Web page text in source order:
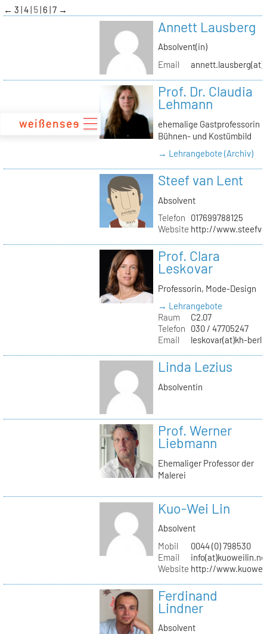
zum
Inhalt
← 3 4 5 6 7 →
Annett Lausberg
Absolvent(in)
Email
Prof. Dr. Claudia
Lehmann
ehemalige Gastprofessorin
Bühnen- und Kostümbild
→ Lehrangebote (Archiv)
Steef van Lent
Absolvent
Telefon
017699788125
Website http://
Prof. Clara
Leskovar
Professorin, Mode-Design
→ Lehrangebote
Raum
C2.07
Telefon
030 / 47705247
Email
leskovar(at)kh-
Linda Lezius
Absolventin
Prof. Werner
Liebmann
Ehemaliger Professor der
Malerei
Kuo-Wei Lin
Absolvent
Mobil
0044 (0) 798530
Email
Website http://
Ferdinand
Lindner
Absolvent